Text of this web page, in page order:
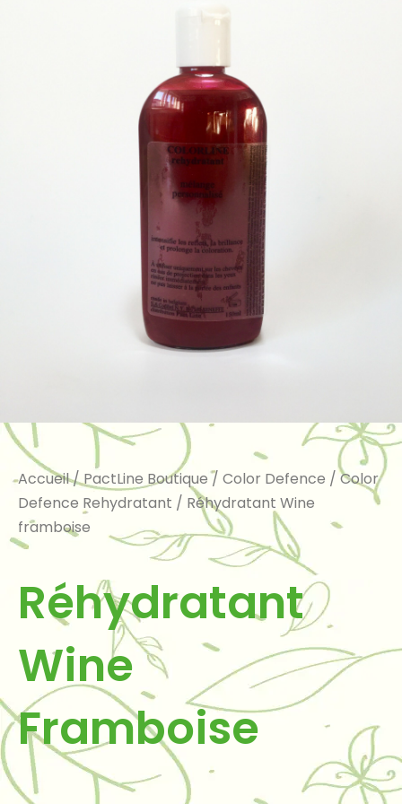
Accueil/PactLine Boutique/ Color Defence /Color
Defence Rehydratant / Réhydratant Wine
framboise
Réhydratant
Wine
Framboise